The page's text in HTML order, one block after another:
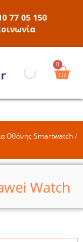
77 05 150
0
Οθόνης Smartwatch/
Watch